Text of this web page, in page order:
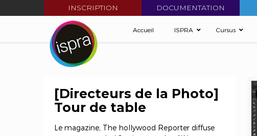
INSCRIPTION DOCUMENTATION
Accueil ISPRA Cursus
[Directeurs de la Photo]
Tour de table
Le magazine, The hollywood Reporter diffuse